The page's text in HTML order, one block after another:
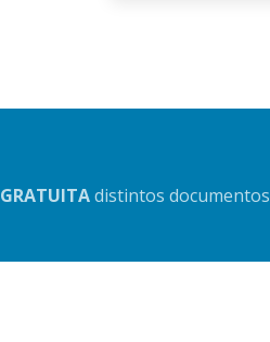
GRATUITAdistintos documentos